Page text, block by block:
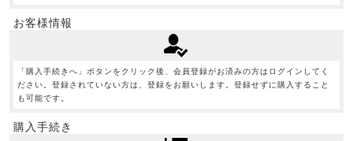
お客様情報
「購入手続きへ」ボタンをクリック後、会員登録がお済みの方はログインしてく
ださい。登録されていない方は、登録をお願いします。登録せずに購入すること
も可能です。
購入手続き